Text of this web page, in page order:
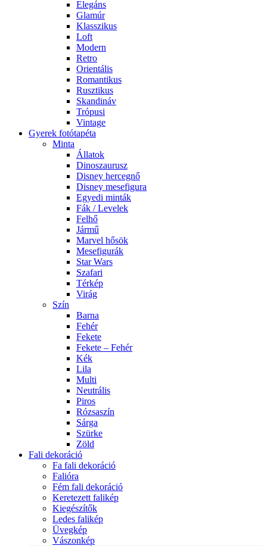
Elegáns
Glamúr
Klasszikus
Loft
Modern
Retro
Orientális
Romantikus
Rusztikus
Skandináv
Trópusi
Vintage
Gyerek fotótapéta
Minta
Állatok
Dinoszaurusz
Disney hercegnő
Disney mesefigura
Egyedi minták
Fák / Levelek
Felhő
Jármű
Marvel hősök
Mesefigurák
Star Wars
Szafari
Térkép
Virág
Szín
Barna
Fehér
Fekete
Fekete – Fehér
Kék
Lila
Multi
Neutrális
Piros
Rózsaszín
Sárga
Szürke
Zöld
Fali dekoráció
Fa fali dekoráció
Falióra
Fém fali dekoráció
Keretezett falikép
Kiegészítők
Ledes falikép
Üvegkép
Vászonkép